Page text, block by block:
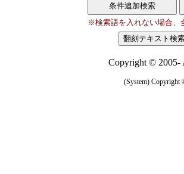
※検索語を入れない場合、
Copyright © 2005-
(System) Copyright